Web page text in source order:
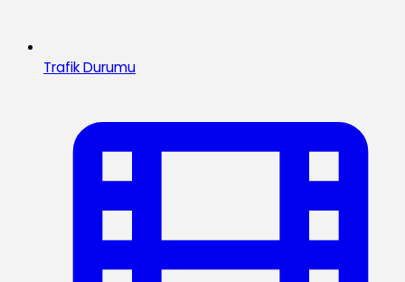
Trafik Durumu